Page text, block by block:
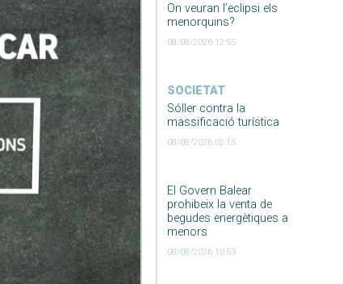
On veuran l’eclipsi els
menorquins?
08/08/2026 12:55
SOCIETAT
Sóller contra la
massificació turística
08/08/2026 02:15
El Govern Balear
prohibeix la venta de
begudes energètiques a
menors
08/08/2026 10:53